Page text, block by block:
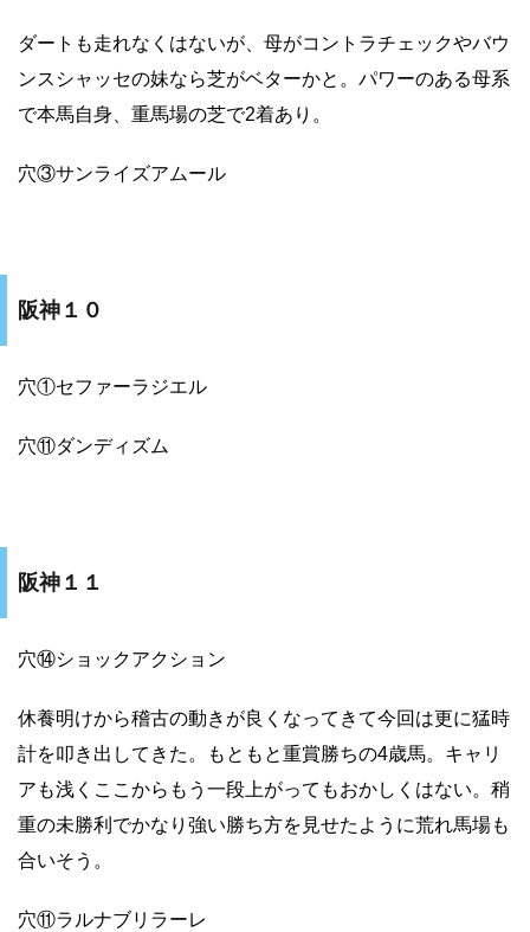
ダートも走れなくはないが、母がコントラチェックやバウ
ンスシャッセの妹なら芝がベターかと。パワーのある母系
で本馬自身、重馬場の芝で2着あり。
穴③サンライズアムール
阪神１０
穴①セファーラジエル
穴⑪ダンディズム
阪神１１
穴⑭ショックアクション
休養明けから稽古の動きが良くなってきて今回は更に猛時
計を叩き出してきた。もともと重賞勝ちの4歳馬。キャリ
アも浅くここからもう一段上がってもおかしくはない。稍
重の未勝利でかなり強い勝ち方を見せたように荒れ馬場も
合いそう。
穴⑪ラルナブリラーレ